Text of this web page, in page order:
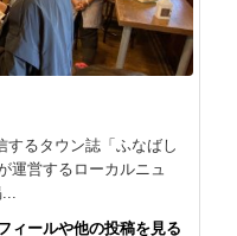
するタウン誌「ふなばし
運営するローカルニュ
ィールや他の投稿を見る